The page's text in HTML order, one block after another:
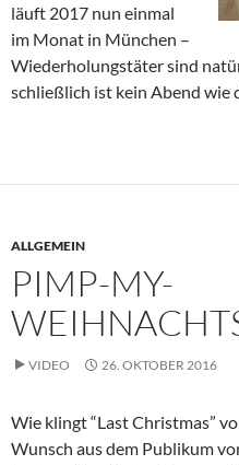
läuft 2017 nun einmal
im Monat in München –
Wiederholungstäter sind
schließlich ist kein Abend wie
ALLGEMEIN
PIMP-MY-
VIDEO 26. OKTOBER 2016
Wie klingt “Last Christmas”
Wunsch aus dem Publikum